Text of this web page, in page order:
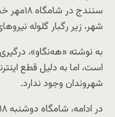
سنندج
شهر، زیر رگبار گلوله
به نوشته «هه‌نگاو»،
است، اما به دلیل قطع
شهروندان وجود ندارد.